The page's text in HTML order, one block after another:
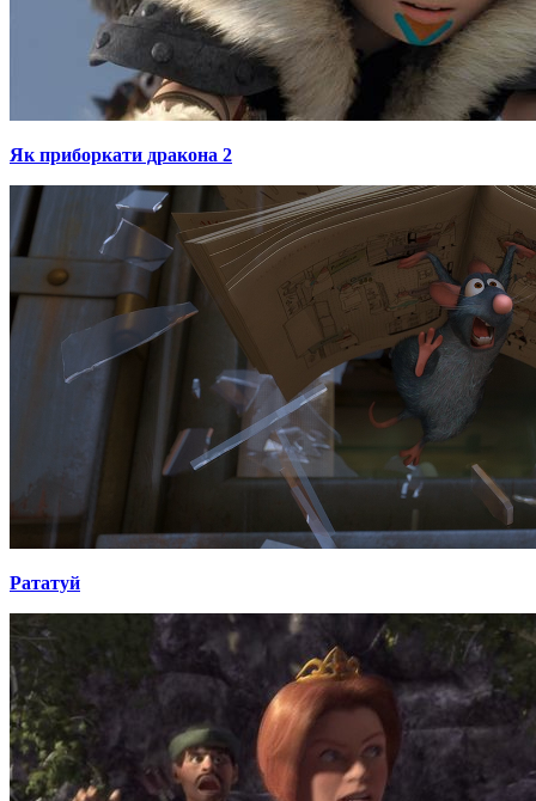
Як приборкати дракона 2
Рататуй